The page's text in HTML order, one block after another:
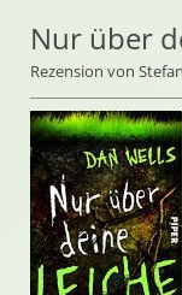
Nur über
Rezension von